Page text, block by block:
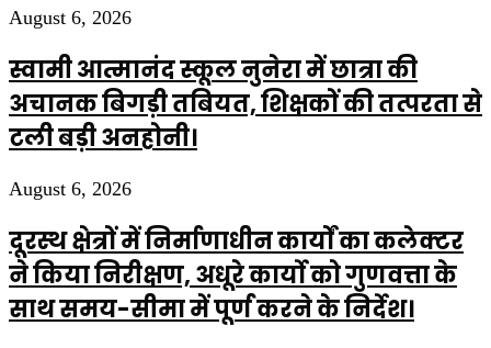
August 6, 2026
स्वामी आत्मानंद स्कूल नुनेरा में छात्रा की
अचानक बिगड़ी तबियत, शिक्षकों की तत्परता से
टली बड़ी अनहोनी।
August 6, 2026
दूरस्थ क्षेत्रों में निर्माणाधीन कार्यों का कलेक्टर
ने किया निरीक्षण, अधूरे कार्यो को गुणवत्ता के
साथ समय-सीमा में पूर्ण करने के निर्देश।